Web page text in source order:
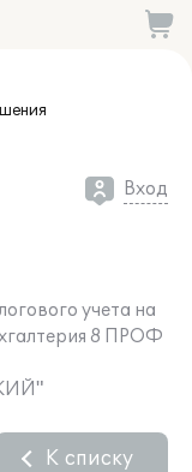
Вход
учета на
8 ПРОФ
К списку